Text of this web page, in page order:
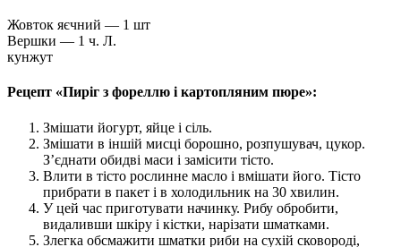
Жовток яєчний — 1 шт
Вершки — 1 ч. Л.
кунжут
Рецепт «Пиріг з фореллю і картопляним пюре»:
Змішати йогурт, яйце і сіль.
Змішати в іншій мисці борошно, розпушувач, цукор.
З’єднати обидві маси і замісити тісто.
Влити в тісто рослинне масло і вмішати його. Тісто
прибрати в пакет і в холодильник на 30 хвилин.
У цей час приготувати начинку. Рибу обробити,
видаливши шкіру і кістки, нарізати шматками.
Злегка обсмажити шматки риби на сухій сковороді,